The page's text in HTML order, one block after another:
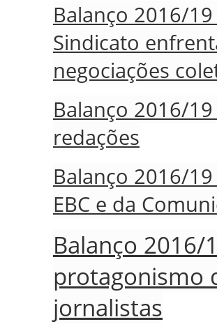
Balanço 2016/
Sindicato
negociações
Balanço 2016/
redações
Balanço 2016/
EBC e da
Balanço
protagonismo
jornalistas